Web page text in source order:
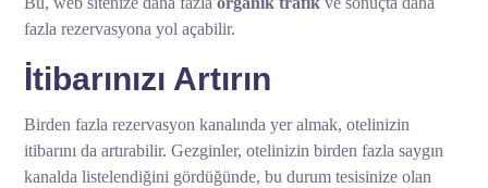
fazla rezervasyona yol açabilir.
İtibarınızı Artırın
Birden fazla rezervasyon kanalında yer almak, otelinizin
itibarını da artırabilir. Gezginler, otelinizin birden fazla saygın
kanalda listelendiğini gördüğünde, bu durum tesisinize olan